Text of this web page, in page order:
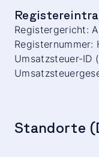
Registergericht:
Registernummer:
Umsatzsteuer-ID
Standorte